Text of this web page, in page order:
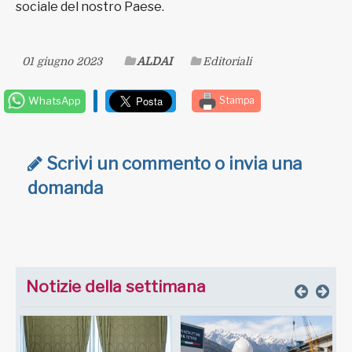
sociale del nostro Paese.
01 giugno 2023 ALDAI Editoriali
WhatsApp Stampa
Scrivi un commento o invia una
domanda
Notizie della settimana